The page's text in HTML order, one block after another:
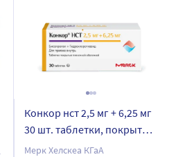
Конкор нст 2,5 мг + 6,25 мг
30 шт. таблетки, покрытые
пленочной оболочкой
Мерк Хелскеа КГаА